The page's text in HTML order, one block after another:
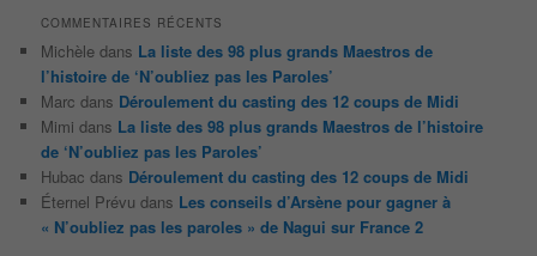
COMMENTAIRES RÉCENTS
Michèle dans La liste des 98 plus grands Maestros de
l’histoire de ‘N’oubliez pas les Paroles’
Marc dans Déroulement du casting des 12 coups de Midi
Mimi dans La liste des 98 plus grands Maestros de l’histoire
de ‘N’oubliez pas les Paroles’
Hubac dans Déroulement du casting des 12 coups de Midi
Éternel Prévu dans Les conseils d’Arsène pour gagner à
« N’oubliez pas les paroles » de Nagui sur France 2